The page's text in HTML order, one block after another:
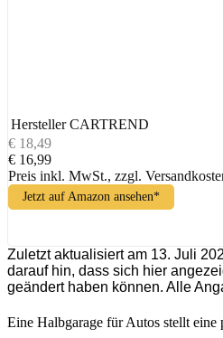
Hersteller CARTREND
€ 18,49
€ 16,99
Preis inkl. MwSt., zzgl.
Jetzt auf Amazon ansehen*
Zuletzt aktualisiert am 13. Juli
darauf hin, dass sich hier
geändert haben können. Alle
Eine Halbgarage für Autos stellt